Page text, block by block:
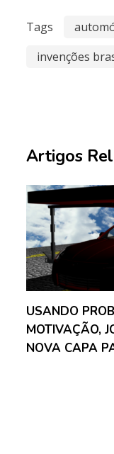
Tags
invenções
Artigos
USANDO
MOTIVAÇÃO,
NOVA CAPA